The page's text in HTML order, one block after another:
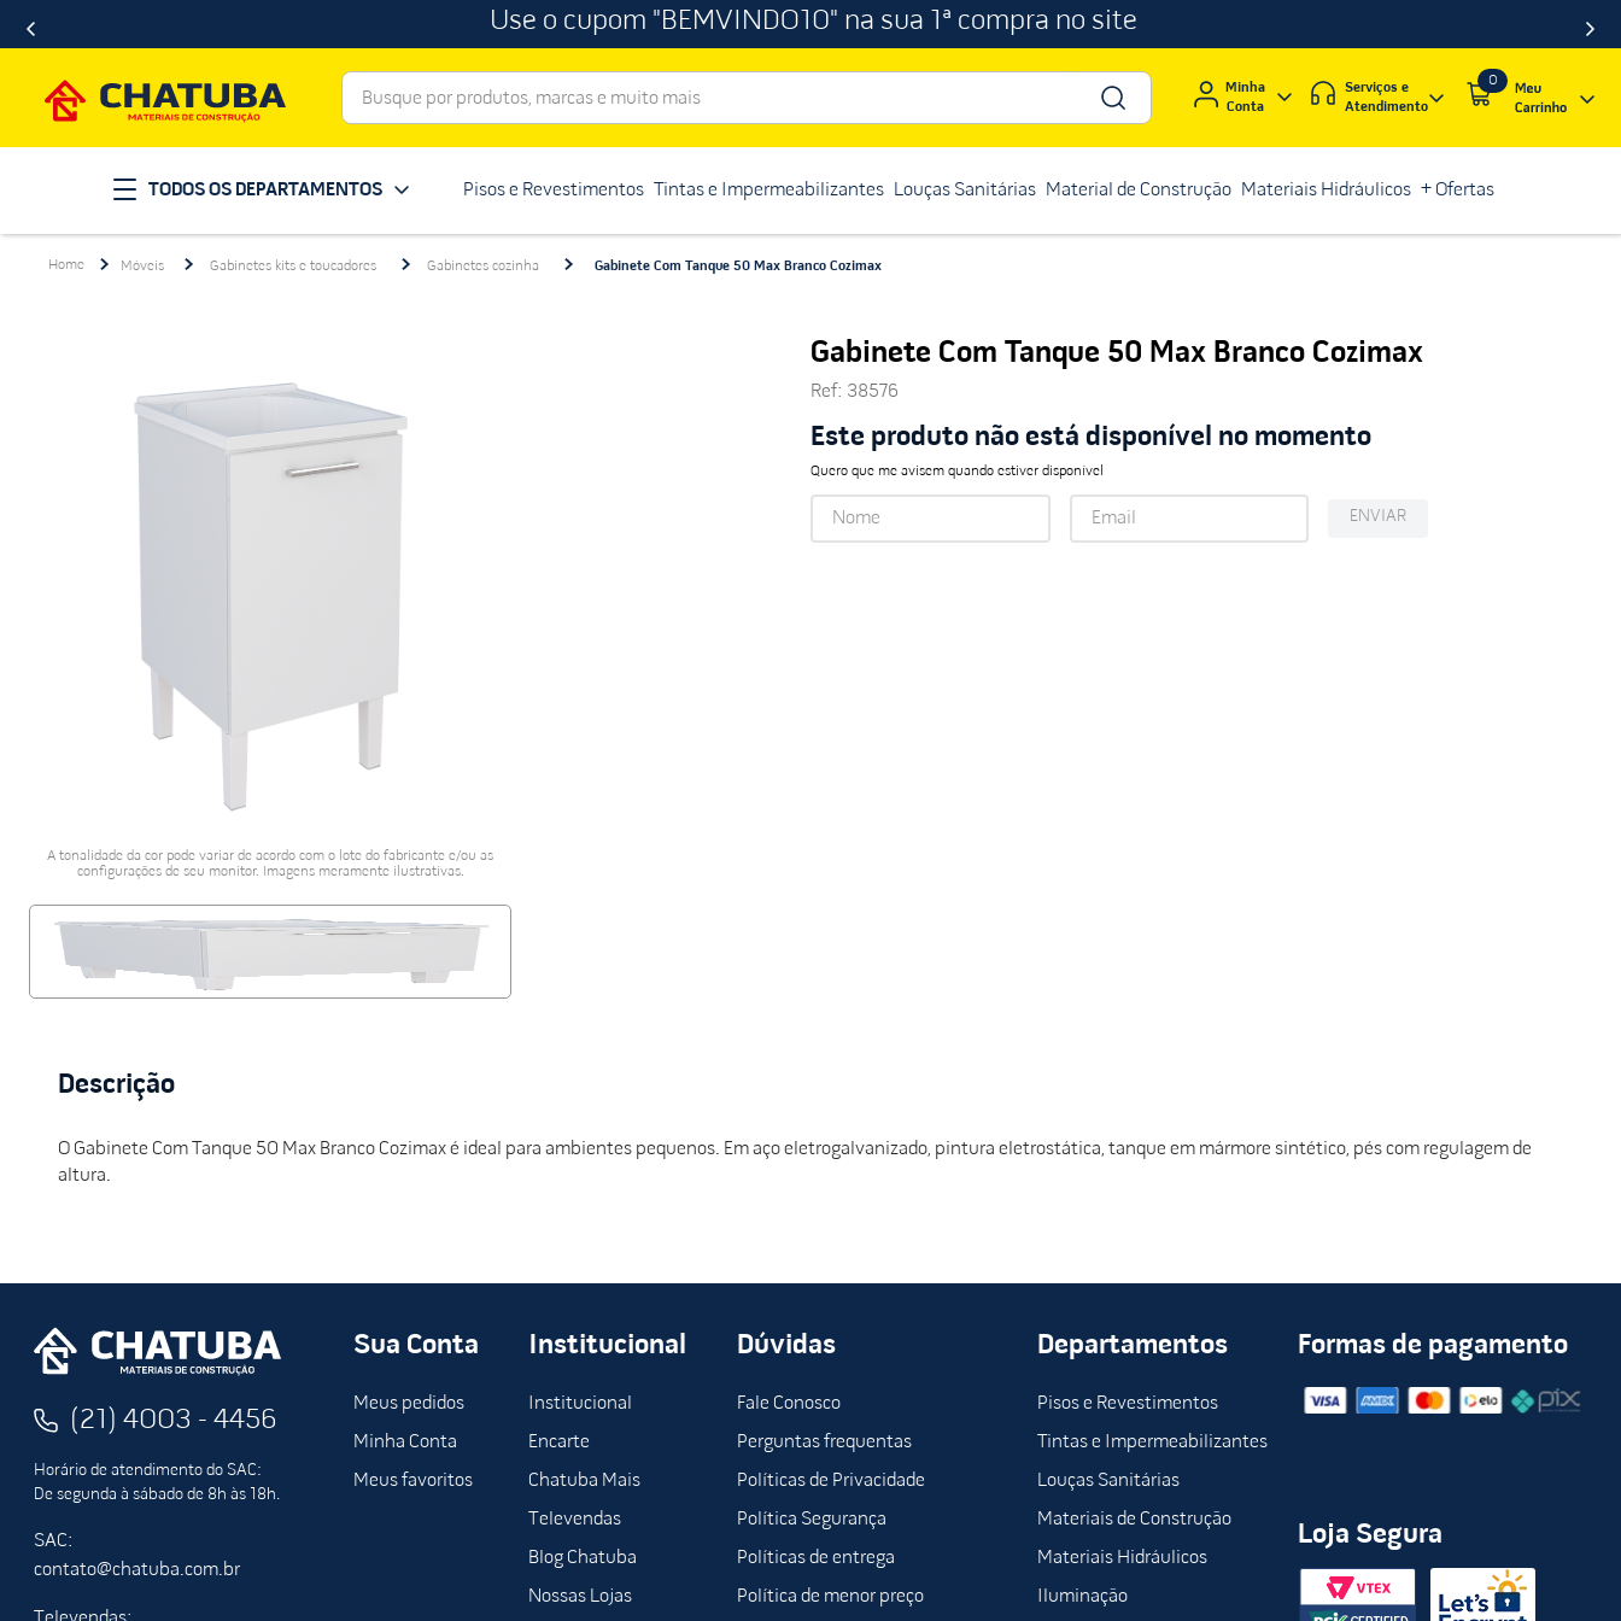
Use o cupom "BEMVINDO10" na sua 1ª compra no site
Busque por produtos, marcas e muito mais
Minha
Conta
Serviços e
Atendimento
0
TODOS OS DEPARTAMENTOS Pisos e Revestimentos Tintas e Impermeabilizantes Louças Sanitárias Material de Construção Materiais Hidráulicos + Ofertas
Móveis Gabinetes kits e toucadores Gabinetes cozinha Gabinete Com Tanque 50 Max Branco Cozimax
A tonalidade da cor pode variar de acordo com o lote do fabricante e/ou as
configurações de seu monitor. Imagens meramente ilustrativas.
Gabinete Com Tanque 50 Max Branco Cozimax
Ref: 38576
Este produto não está disponível no momento
Quero que me avisem quando estiver disponível
ENVIAR
Descrição
O Gabinete Com Tanque 50 Max Branco Cozimax é ideal para ambientes pequenos. Em aço eletrogalvanizado, pintura eletrostática, tanque em mármore sintético, pés com regulagem de
altura.
(21) 4003 - 4456
Horário de atendimento do SAC:
De segunda à sábado de 8h às 18h.
SAC:
contato@chatuba.com.br
Sua Conta
Meus pedidos
Minha Conta
Meus favoritos
Institucional
Institucional
Encarte
Chatuba Mais
Televendas
Blog Chatuba
Nossas Lojas
Dúvidas
Fale Conosco
Perguntas frequentas
Políticas de Privacidade
Política Segurança
Políticas de entrega
Política de menor preço
Departamentos
Pisos e Revestimentos
Tintas e Impermeabilizantes
Louças Sanitárias
Materiais de Construção
Materiais Hidráulicos
Iluminação
Formas de pagamento
Loja Segura
1 º porcelanato
2º telha
6º